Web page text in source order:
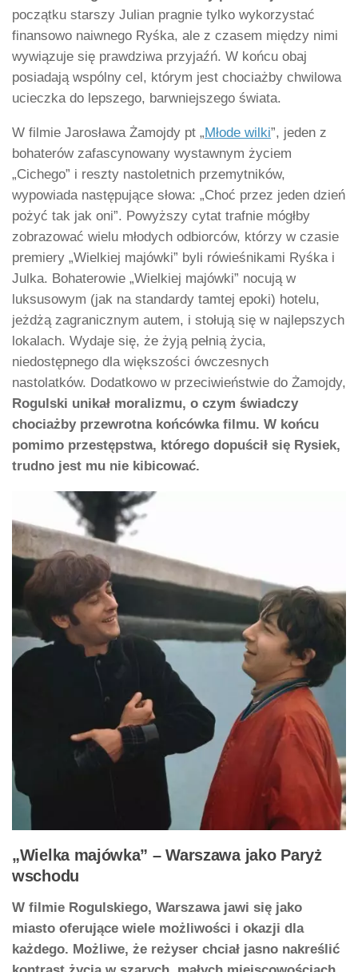
początku starszy Julian pragnie tylko wykorzystać
finansowo naiwnego Ryśka, ale z czasem między nimi
wywiązuje się prawdziwa przyjaźń. W końcu obaj
posiadają wspólny cel, którym jest chociażby chwilowa
ucieczka do lepszego, barwniejszego świata.
W filmie Jarosława Żamojdy pt „Młode wilki”, jeden z
bohaterów zafascynowany wystawnym życiem
„Cichego” i reszty nastoletnich przemytników,
wypowiada następujące słowa: „Choć przez jeden dzień
pożyć tak jak oni”. Powyższy cytat trafnie mógłby
zobrazować wielu młodych odbiorców, którzy w czasie
premiery „Wielkiej majówki” byli rówieśnikami Ryśka i
Julka. Bohaterowie „Wielkiej majówki” nocują w
luksusowym (jak na standardy tamtej epoki) hotelu,
jeżdżą zagranicznym autem, i stołują się w najlepszych
lokalach. Wydaje się, że żyją pełnią życia,
niedostępnego dla większości ówczesnych
nastolatków. Dodatkowo w przeciwieństwie do Żamojdy,
Rogulski unikał moralizmu, o czym świadczy
chociażby przewrotna końcówka filmu. W końcu
pomimo przestępstwa, którego dopuścił się Rysiek,
trudno jest mu nie kibicować.
„Wielka majówka” – Warszawa jako Paryż
wschodu
W filmie Rogulskiego, Warszawa jawi się jako
miasto oferujące wiele możliwości i okazji dla
każdego. Możliwe, że reżyser chciał jasno nakreślić